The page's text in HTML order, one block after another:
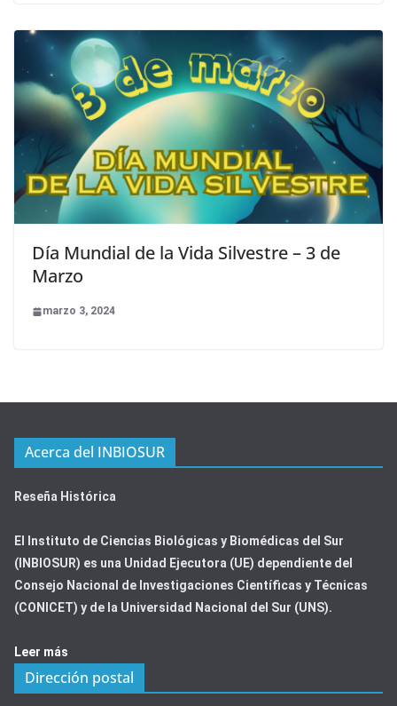
Día Mundial de la Vida Silvestre – 3 de
Marzo
marzo 3, 2024
Acerca del INBIOSUR
Reseña Histórica
El Instituto de Ciencias Biológicas y Biomédicas del Sur
(INBIOSUR) es una Unidad Ejecutora (UE) dependiente del
Consejo Nacional de Investigaciones Científicas y Técnicas
(CONICET) y de la Universidad Nacional del Sur (UNS).
Leer más
Dirección postal